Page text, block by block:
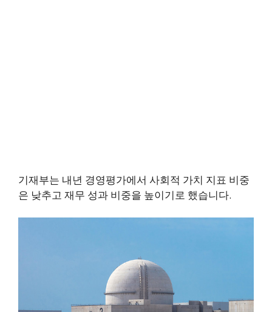
기재부는 내년 경영평가에서 사회적 가치 지표 비중
은 낮추고 재무 성과 비중을 높이기로 했습니다.